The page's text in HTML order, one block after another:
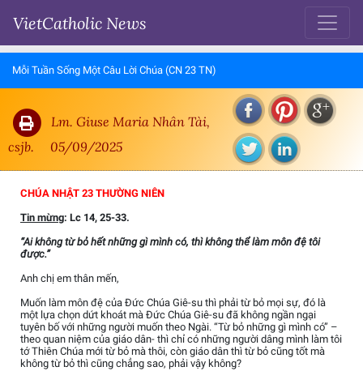
VietCatholic News
Mỗi Tuần Sống Một Câu Lời Chúa (CN 23 TN)
Lm. Giuse Maria Nhân Tài,
csjb.
05/09/2025
CHÚA NHẬT 23 THƯỜNG NIÊN
Tin mừng: Lc 14, 25-33.
“Ai không từ bỏ hết những gì mình có, thì không thể làm môn đệ tôi
được.”
Anh chị em thân mến,
Muốn làm môn đệ của Đức Chúa Giê-su thì phải từ bỏ mọi sự, đó là
một lựa chọn dứt khoát mà Đức Chúa Giê-su đã không ngần ngại
tuyên bố với những người muốn theo Ngài. “Từ bỏ những gì mình có” –
theo quan niệm của giáo dân- thì chỉ có những người dâng mình làm tôi
tớ Thiên Chúa mới từ bỏ mà thôi, còn giáo dân thì từ bỏ cũng tốt mà
không từ bỏ thì cũng chẳng sao, phải vậy không?